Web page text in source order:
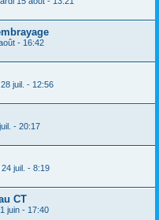
- 16:42
juil. - 12:56
- 20:17
24 juil. - 8:19
CT
juin - 17:40